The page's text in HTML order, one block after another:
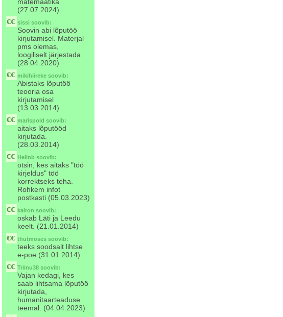
(27.07.2024)
sissi soovib:
Soovin abi lõputöö
kirjutamisel. Materjal
pms olemas,
loogiliselt järjestada
(28.04.2020)
mikihiireke soovib:
Abistaks lõputöö
teooria osa
kirjutamisel
(13.03.2014)
marispold soovib:
aitaks lõputööd
kirjutada.
(28.03.2014)
Helinb soovib:
otsin, kes aitaks "töö
kirjeldus" töö
korrektseks teha.
Rohkem infot
postkasti (05.03.2023)
kairon soovib:
oskab Läti ja Leedu
keelt. (21.01.2014)
thutmoses soovib:
teeks soodsalt lihtse
e-poe (31.01.2014)
Triinu38 soovib:
Vajan kedagi, kes
saab lihtsama lõputöö
kirjutada,
humanitaarteaduse
teemal. (04.04.2023)